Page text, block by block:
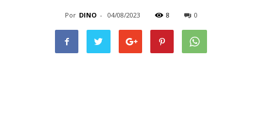
Por DINO - 04/08/2023 8 0